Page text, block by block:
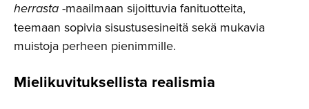
herrasta -maailmaan sijoittuvia fanituotteita,
teemaan sopivia sisustusesineitä sekä mukavia
muistoja perheen pienimmille.
Mielikuvi­tuk­sel­lista realismia